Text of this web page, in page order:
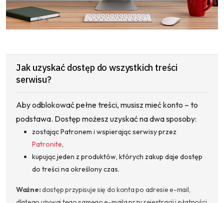
Jak uzyskać dostęp do wszystkich treści
serwisu?
Aby odblokować pełne treści, musisz mieć konto – to
podstawa. Dostęp możesz uzyskać na dwa sposoby:
zostając Patronem i wspierając serwisy przez
Patronite,
kupując jeden z produktów, których zakup daje dostęp
do treści na określony czas.
Ważne:dostęp przypisuje się do konta po adresie e-mail,